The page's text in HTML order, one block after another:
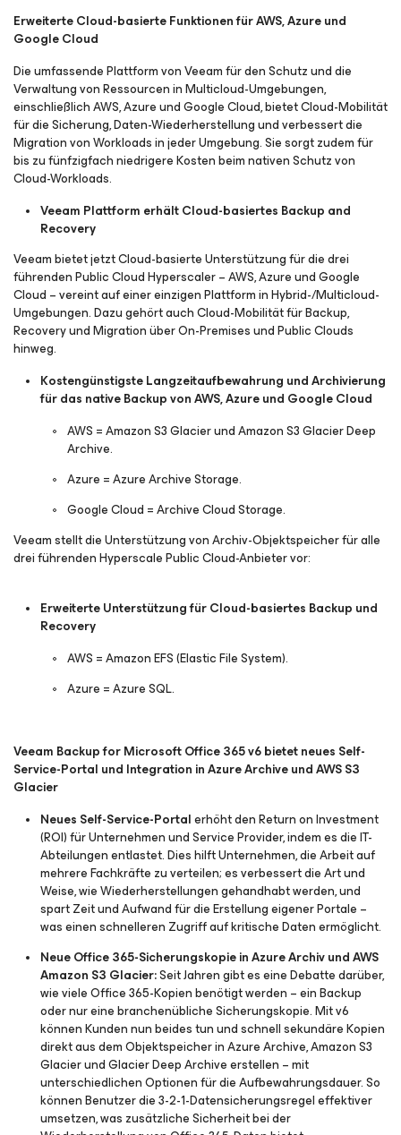
Erweiterte Cloud-basierte Funktionen für AWS, Azure und
Google Cloud
Die umfassende Plattform von Veeam für den Schutz und die
Verwaltung von Ressourcen in Multicloud-Umgebungen,
einschließlich AWS, Azure und Google Cloud, bietet Cloud-Mobilität
für die Sicherung, Daten-Wiederherstellung und verbessert die
Migration von Workloads in jeder Umgebung. Sie sorgt zudem für
bis zu fünfzigfach niedrigere Kosten beim nativen Schutz von
Cloud-Workloads.
Veeam Plattform erhält Cloud-basiertes Backup and
Recovery
Veeam bietet jetzt Cloud-basierte Unterstützung für die drei
führenden Public Cloud Hyperscaler – AWS, Azure und Google
Cloud – vereint auf einer einzigen Plattform in Hybrid-/Multicloud-
Umgebungen. Dazu gehört auch Cloud-Mobilität für Backup,
Recovery und Migration über On-Premises und Public Clouds
hinweg.
Kostengünstigste Langzeitaufbewahrung und Archivierung
für das native Backup von AWS, Azure und Google Cloud
AWS = Amazon S3 Glacier und Amazon S3 Glacier Deep
Archive.
Azure = Azure Archive Storage.
Google Cloud = Archive Cloud Storage.
Veeam stellt die Unterstützung von Archiv-Objektspeicher für alle
drei führenden Hyperscale Public Cloud-Anbieter vor:
Erweiterte Unterstützung für Cloud-basiertes Backup und
Recovery
AWS = Amazon EFS (Elastic File System).
Azure = Azure SQL.
Veeam Backupfor Microsoft Office 365v6 bietet neues Self-
Service-Portal und Integration in Azure Archive und AWS S3
Glacier
Neues Self-Service-Portalerhöht den Return on Investment
(ROI) für Unternehmen und Service Provider, indem es die IT-
Abteilungen entlastet. Dies hilft Unternehmen, die Arbeit auf
mehrere Fachkräfte zu verteilen; es verbessert die Art und
Weise, wie Wiederherstellungen gehandhabt werden, und
spart Zeit und Aufwand für die Erstellung eigener Portale –
was einen schnelleren Zugriff auf kritische Daten ermöglicht.
Neue Office 365-Sicherungskopie in Azure Archiv und AWS
Amazon S3 Glacier:Seit Jahren gibt es eine Debatte darüber,
wie viele Office 365-Kopien benötigt werden – ein Backup
oder nur eine branchenübliche Sicherungskopie. Mit v6
können Kunden nun beides tun und schnell sekundäre Kopien
direkt aus dem Objektspeicher in Azure Archive, Amazon S3
Glacier und Glacier Deep Archive erstellen – mit
unterschiedlichen Optionen für die Aufbewahrungsdauer. So
können Benutzer die 3-2-1-Datensicherungsregel effektiver
umsetzen, was zusätzliche Sicherheit bei der